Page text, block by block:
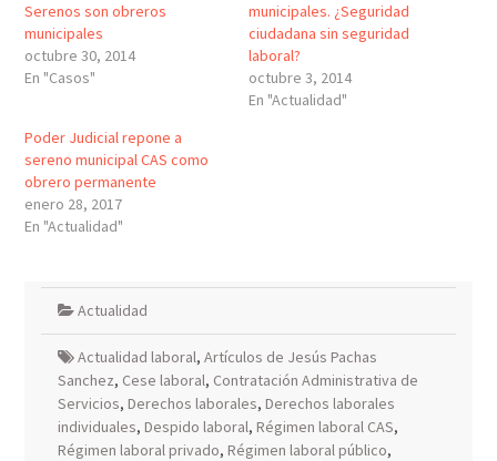
Serenos son obreros
municipales
octubre 30, 2014
En "Casos"
municipales. ¿Seguridad
ciudadana sin seguridad
laboral?
octubre 3, 2014
En "Actualidad"
Poder Judicial repone a
sereno municipal CAS como
obrero permanente
enero 28, 2017
En "Actualidad"
Actualidad
Actualidad laboral, Artículos de Jesús Pachas
Sanchez, Cese laboral, Contratación Administrativa de
Servicios, Derechos laborales, Derechos laborales
individuales, Despido laboral, Régimen laboral CAS,
Régimen laboral privado, Régimen laboral público,